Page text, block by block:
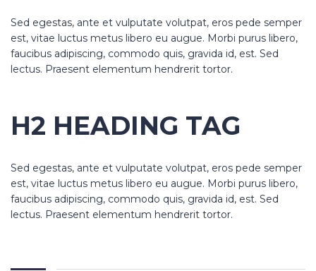
Sed egestas, ante et vulputate volutpat, eros pede semper
est, vitae luctus metus libero eu augue. Morbi purus libero,
faucibus adipiscing, commodo quis, gravida id, est. Sed
lectus. Praesent elementum hendrerit tortor.
H2 HEADING TAG
Sed egestas, ante et vulputate volutpat, eros pede semper
est, vitae luctus metus libero eu augue. Morbi purus libero,
faucibus adipiscing, commodo quis, gravida id, est. Sed
lectus. Praesent elementum hendrerit tortor.